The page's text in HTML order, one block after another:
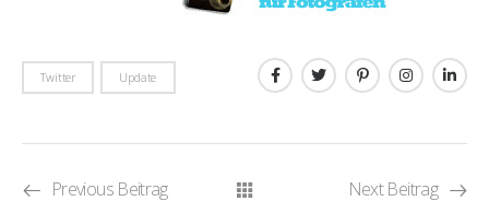
Twitter Update
Previous Beitrag Next Beitrag